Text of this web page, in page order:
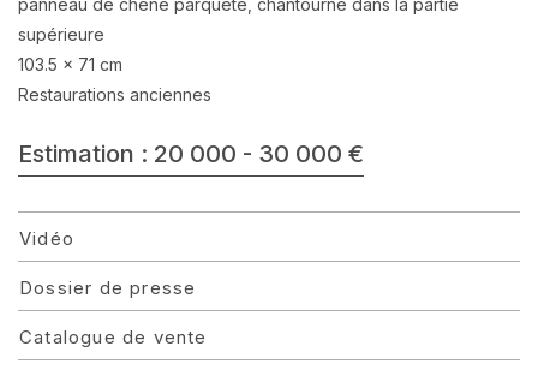
panneau de chêne parqueté, chantourné dans la partie
supérieure
103.5 x 71 cm
Restaurations anciennes
Estimation : 20 000 - 30 000 €
Vidéo
Dossier de presse
Catalogue de vente